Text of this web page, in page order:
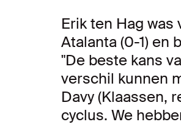
Erik ten Hag
Atalanta (0-1) en
"De beste kans
verschil kunnen
Davy (Klaassen,
cyclus. We